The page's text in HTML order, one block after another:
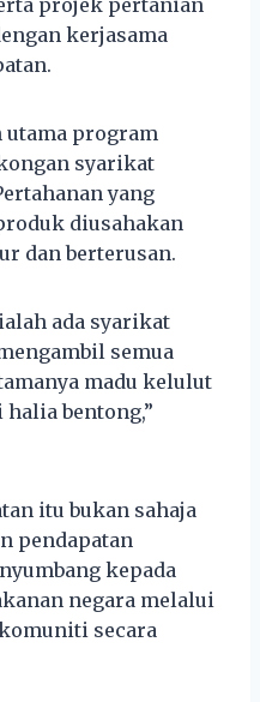
kerjasama
utama program
syarikat
yang
diusahakan
dan berterusan.
ada syarikat
semua
madu kelulut
bentong,”
itu bukan sahaja
pendapatan
kepada
negara melalui
secara